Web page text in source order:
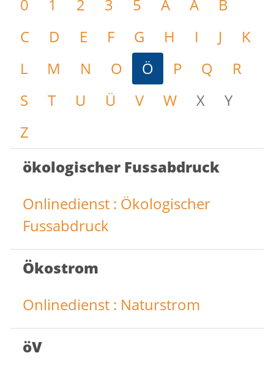
0 1 2 3 5 A Ä
B
C
D E F G H I J
K
L
M N O Ö P Q
R
S
T U Ü V W X
Y
Z
ökologischer Fussabdruck
Onlinedienst : Ökologischer
Fussabdruck
Ökostrom
Onlinedienst : Naturstrom
öV